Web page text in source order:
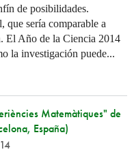
de posibilidades.
sería comparable a
El Año de la Ciencia 2014
la investigación puede...
Matemàtiques" de
España)